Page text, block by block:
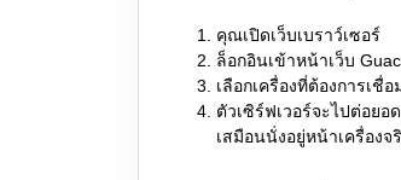
คุณเปิดเว็บเบราว์เซอร์
ล็อกอินเข้าหน้าเว็บ
เลือกเครื่องที่ต้องการเชื่อ
ตัวเซิร์ฟเวอร์จะไปต่อย
เสมือนนั่งอยู่หน้าเครื่องจ